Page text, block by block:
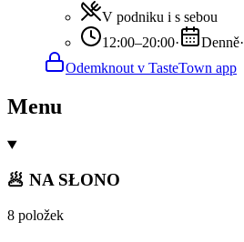
V podniku i s sebou
12:00–20:00· Denně·
Odemknout v TasteTown app
Menu
🥟 NA SŁONO
8 položek